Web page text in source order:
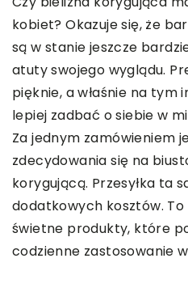
kobiet? Okazuje się, że
są w stanie jeszcze
atuty swojego wyglądu.
pięknie, a właśnie na tym
lepiej zadbać o siebie w
Za jednym zamówieniem
zdecydowania się na
korygującą. Przesyłka ta
dodatkowych kosztów.
świetne produkty, które
codzienne zastosowanie